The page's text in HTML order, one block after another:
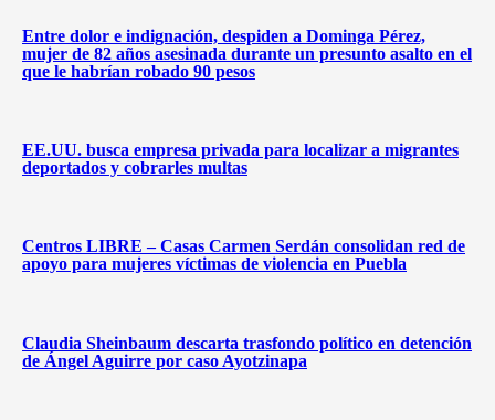
Entre dolor e indignación, despiden a Dominga Pérez,
mujer de 82 años asesinada durante un presunto asalto en el
que le habrían robado 90 pesos
EE.UU. busca empresa privada para localizar a migrantes
deportados y cobrarles multas
Centros LIBRE – Casas Carmen Serdán consolidan red de
apoyo para mujeres víctimas de violencia en Puebla
Claudia Sheinbaum descarta trasfondo político en detención
de Ángel Aguirre por caso Ayotzinapa